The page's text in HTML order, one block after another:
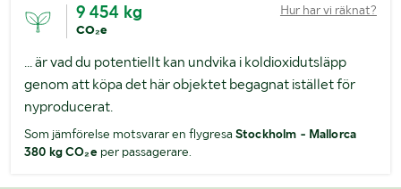
9 454 kg
CO₂e
Hur har vi räknat?
... är vad du potentiellt kan undvika i koldioxidutsläpp
genom att köpa det här objektet begagnat istället för
nyproducerat.
Som jämförelse motsvarar en flygresa Stockholm - Mallorca
380 kg CO₂eper passagerare.